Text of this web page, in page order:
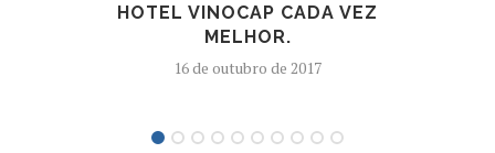
HOTEL VINOCAP CADA VEZ
MELHOR.
16 de outubro de 2017